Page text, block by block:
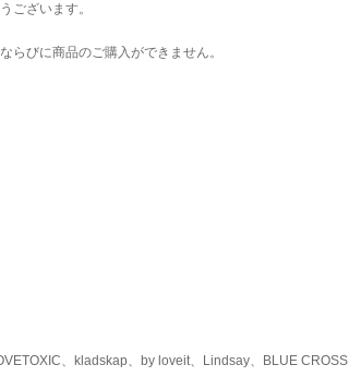
ございます。
らびに商品のご購入ができません。
、kladskap、by loveit、Lindsay、BLUE CROSS